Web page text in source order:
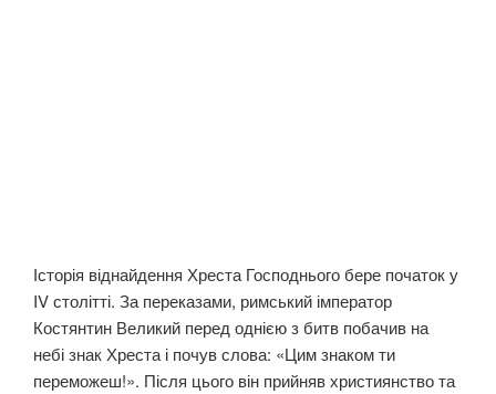
Історія віднайдення Хреста Господнього бере початок у
IV столітті. За переказами, римський імператор
Костянтин Великий перед однією з битв побачив на
небі знак Хреста і почув слова: «Цим знаком ти
переможеш!». Після цього він прийняв християнство та